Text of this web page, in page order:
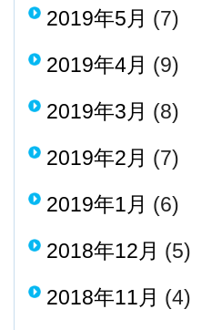
2019年5月 (7)
2019年4月 (9)
2019年3月 (8)
2019年2月 (7)
2019年1月 (6)
2018年12月 (5)
2018年11月 (4)